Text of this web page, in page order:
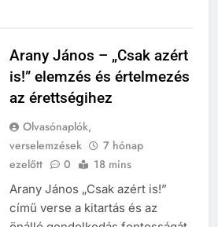
Arany János – „Csak azért
is!” elemzés és értelmezés
az érettségihez
Olvasónaplók,
verselemzések
7 hónap
ezelőtt
0 18 mins
Arany János „Csak azért is!”
című verse a kitartás és az
KIK VOLTAK?
TÖRTÉNELEM ÉRDEKESSÉGEK
A középkor titkai: Mi rejtőzött a
várak falai mögött?
TÖRTÉNELEM ÉRDEKESSÉGEK